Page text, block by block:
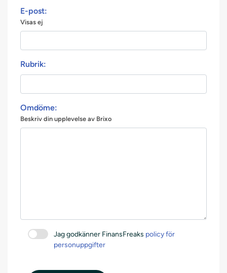
E-post:
Visas ej
Rubrik:
Omdöme:
Beskriv din upplevelse av Brixo
Jag godkänner FinansFreaks policy för
personuppgifter